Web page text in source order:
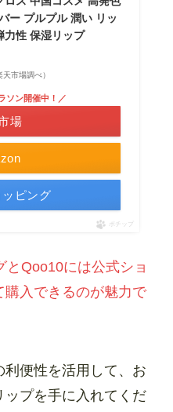
ー プルプル 潤い リッ
力性 保湿リップ
市場調べ）
ソン開催中！／
場
ピング
ポチップ
とQoo10には公式ショ
購入できるのが魅力で
便性を活用して、お
プを手に入れてくだ